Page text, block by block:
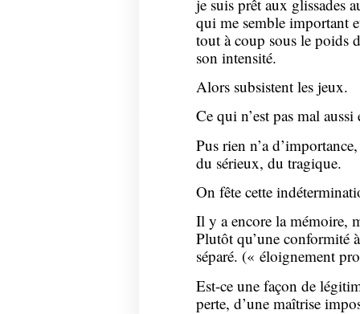
je suis prêt aux glissades
qui me semble important
tout à coup sous le poids
son intensité.
Alors subsistent les jeux.
Ce qui n’est pas mal aussi
Pus rien n’a
du sérieux, du tragique.
On fête cette
Il y a encore la mémoire,
Plutôt qu’une conformité
séparé. (« éloignement
Est-ce une façon de
perte, d’une maîtrise